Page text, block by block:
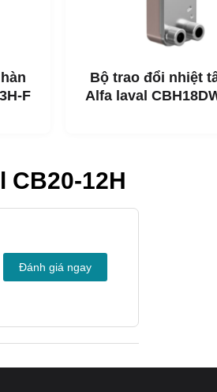
F
Bộ trao đổi nhiệt
Alfa laval
CB20-12H
Đánh giá ngay